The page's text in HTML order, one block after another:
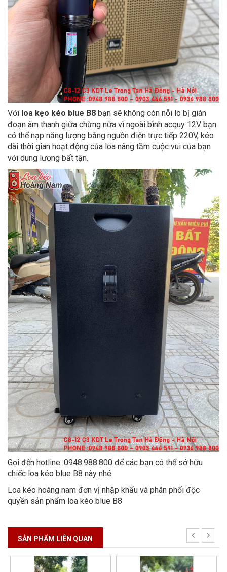
Với loa kẹo kéo blue B8 bạn sẽ không còn nỗi lo bị gián
đoạn âm thanh giữa chừng nữa vì ngoài bình acquy 12V bạn
có thể nạp năng lượng bằng nguồn điện trực tiếp 220V, kéo
dài thời gian hoạt động của loa nâng tầm cuộc vui của bạn
với dung lượng bất tận.
Gọi đến hotline: 0948.988.800 để các bạn có thể sở hữu
chiếc loa kéo blue B8 này nhé.
Loa kéo hoàng nam đơn vị nhập khẩu và phân phối độc
quyền sản phẩm loa kéo blue B8
SẢN PHẨM LIÊN QUAN